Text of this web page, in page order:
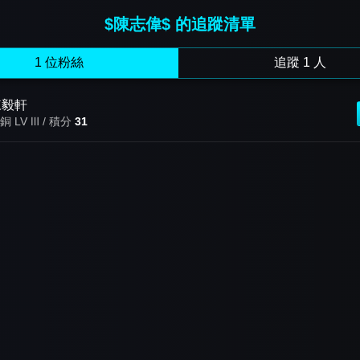
$陳志偉$ 的追蹤清單
1 位粉絲 追蹤 1 人
軒
LV Ⅲ / 積分 31